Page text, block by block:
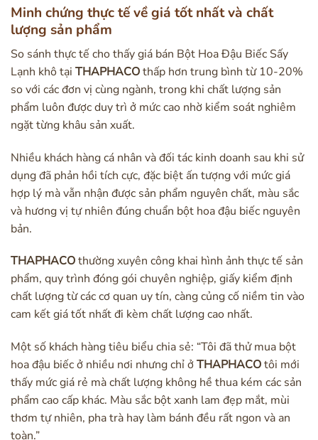
Minh chứng thực tế về giá tốt nhất và chất
lượng sản phẩm
So sánh thực tế cho thấy giá bán Bột Hoa Đậu Biếc Sấy
Lạnh khô tại THAPHACOthấp hơn trung bình từ 10-20%
so với các đơn vị cùng ngành, trong khi chất lượng sản
phẩm luôn được duy trì ở mức cao nhờ kiểm soát nghiêm
ngặt từng khâu sản xuất.
Nhiều khách hàng cá nhân và đối tác kinh doanh sau khi sử
dụng đã phản hồi tích cực, đặc biệt ấn tượng với mức giá
hợp lý mà vẫn nhận được sản phẩm nguyên chất, màu sắc
và hương vị tự nhiên đúng chuẩn bột hoa đậu biếc nguyên
bản.
THAPHACOthường xuyên công khai hình ảnh thực tế sản
phẩm, quy trình đóng gói chuyên nghiệp, giấy kiểm định
chất lượng từ các cơ quan uy tín, càng củng cố niềm tin vào
cam kết giá tốt nhất đi kèm chất lượng cao nhất.
Một số khách hàng tiêu biểu chia sẻ: “Tôi đã thử mua bột
hoa đậu biếc ở nhiều nơi nhưng chỉ ởTHAPHACOtôi mới
thấy mức giá rẻ mà chất lượng không hề thua kém các sản
phẩm cao cấp khác. Màu sắc bột xanh lam đẹp mắt, mùi
thơm tự nhiên, pha trà hay làm bánh đều rất ngon và an
toàn.”